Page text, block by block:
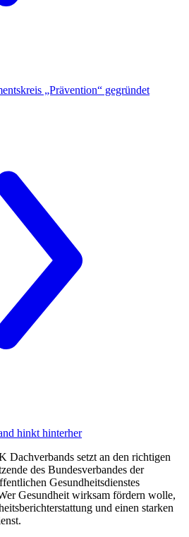
„Prävention“ gegründet
hinkt hinterher
Dachverbands setzt an den richtigen
des Bundesverbandes der
Gesundheitsdienstes
Gesundheit wirksam fördern wolle,
und einen starken